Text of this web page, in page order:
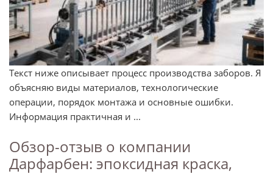
Текст ниже описывает процесс производства заборов. Я
объясняю виды материалов, технологические
операции, порядок монтажа и основные ошибки.
Информация практичная и ...
Обзор-отзыв о компании
Дарфарбен: эпоксидная краска,